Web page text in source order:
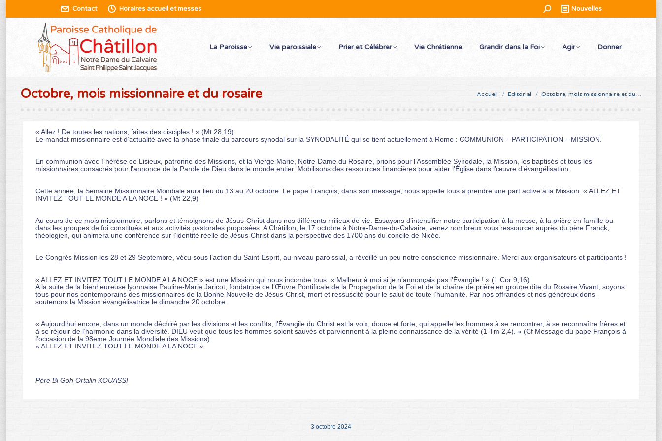
Contact Horaires accueil et messes
Recherche
:
Nouvelles
La Paroisse Vie paroissiale Prier et Célébrer Vie Chrétienne Grandir dans la Foi Agir Donner
Octobre, mois missionnaire et du rosaire Vous êtes ici :
Accueil Editorial Octobre, mois missionnaire et du…
« Allez ! De toutes les nations, faites des disciples ! » (Mt 28,19)
Le mandat missionnaire est d’actualité avec la phase finale du parcours synodal sur la SYNODALITÉ qui se tient actuellement à Rome : COMMUNION – PARTICIPATION – MISSION.
En communion avec Thérèse de Lisieux, patronne des Missions, et la Vierge Marie, Notre-Dame du Rosaire, prions pour l’Assemblée Synodale, la Mission, les baptisés et tous les
missionnaires consacrés pour l’annonce de la Parole de Dieu dans le monde entier. Mobilisons des ressources financières pour aider l’Église dans l’œuvre d’évangélisation.
Cette année, la Semaine Missionnaire Mondiale aura lieu du 13 au 20 octobre. Le pape François, dans son message, nous appelle tous à prendre une part active à la Mission: « ALLEZ ET
INVITEZ TOUT LE MONDE A LA NOCE ! » (Mt 22,9)
Au cours de ce mois missionnaire, parlons et témoignons de Jésus-Christ dans nos différents milieux de vie. Essayons d’intensifier notre participation à la messe, à la prière en famille ou
dans les groupes de foi constitués et aux activités pastorales proposées. A Châtillon, le 17 octobre à Notre-Dame-du-Calvaire, venez nombreux vous ressourcer auprès du père Franck,
théologien, qui animera une conférence sur l’identité réelle de Jésus-Christ dans la perspective des 1700 ans du concile de Nicée.
Le Congrès Mission les 28 et 29 Septembre, vécu sous l’action du Saint-Esprit, au niveau paroissial, a réveillé un peu notre conscience missionnaire. Merci aux organisateurs et participants !
« ALLEZ ET INVITEZ TOUT LE MONDE A LA NOCE » est une Mission qui nous incombe tous. « Malheur à moi si je n’annonçais pas l’Évangile ! » (1 Cor 9,16).
A la suite de la bienheureuse lyonnaise Pauline-Marie Jaricot, fondatrice de l’Œuvre Pontificale de la Propagation de la Foi et de la chaîne de prière en groupe dite du Rosaire Vivant, soyons
tous pour nos contemporains des missionnaires de la Bonne Nouvelle de Jésus-Christ, mort et ressuscité pour le salut de toute l’humanité. Par nos offrandes et nos généreux dons,
soutenons la Mission évangélisatrice le dimanche 20 octobre.
« Aujourd’hui encore, dans un monde déchiré par les divisions et les conflits, l’Évangile du Christ est la voix, douce et forte, qui appelle les hommes à se rencontrer, à se reconnaître frères et
à se réjouir de l’harmonie dans la diversité. DIEU veut que tous les hommes soient sauvés et parviennent à la pleine connaissance de la vérité (1 Tm 2,4). » (Cf Message du pape François à
l’occasion de la 98eme Journée Mondiale des Missions)
« ALLEZ ET INVITEZ TOUT LE MONDE A LA NOCE ».
Père Bi Goh Ortalin KOUASSI
3 octobre 2024